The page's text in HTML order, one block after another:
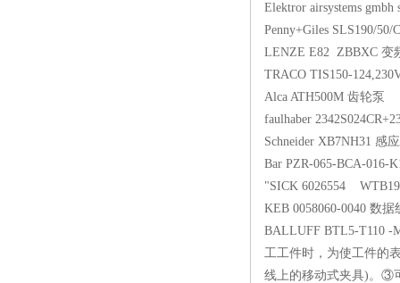
Elektror airsystems
Penny+Giles
LENZE E82
TRACO TIS150-
Alca ATH500M 齿
faulhaber
Schneider
Bar PZR-065-BCA-
"SICK 6026554
KEB 0058060-
BALLUFF BTL5-
工工件时，为使工件的
线上的移动式夹具)。③